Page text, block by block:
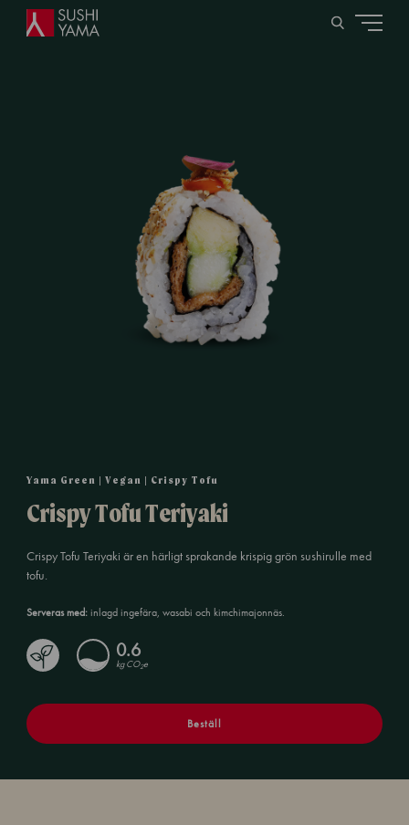
Yama Green | Vegan | Crispy Tofu
Crispy Tofu Teriyaki
Crispy Tofu Teriyaki är en härligt sprakande krispig grön sushirulle med
tofu.
Serveras med:inlagd ingefära, wasabi och kimchimajonnäs.
0.6
kg CO2e
Beställ